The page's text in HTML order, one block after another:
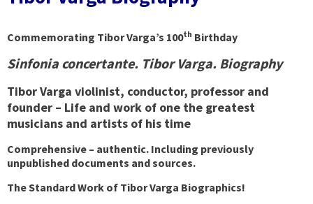
Commemorating Tibor Varga’s 100th Birthday
Sinfonia concertante. Tibor Varga. Biography
Tibor Varga violinist, conductor, professor and
founder – Life and work of one the greatest
musicians and artists of his time
Comprehensive – authentic. Including previously
unpublished documents andsources.
The Standard Work of Tibor Varga Biographics!